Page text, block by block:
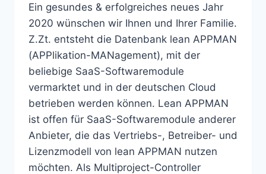
Ein gesundes & erfolgreiches neues Jahr
2020 wünschen wir Ihnen und Ihrer Familie.
Z.Zt. entsteht die Datenbank lean APPMAN
(APPlikation-MANagement), mit der
beliebige SaaS-Softwaremodule
vermarktet und in der deutschen Cloud
betrieben werden können. Lean APPMAN
ist offen für SaaS-Softwaremodule anderer
Anbieter, die das Vertriebs-, Betreiber- und
Lizenzmodell von lean APPMAN nutzen
möchten. Als Multiproject-Controller